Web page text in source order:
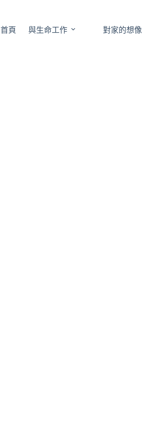
首頁 與生命工作 對家的想像